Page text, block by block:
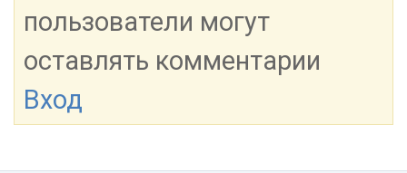
пользователи могут
оставлять комментарии
Вход